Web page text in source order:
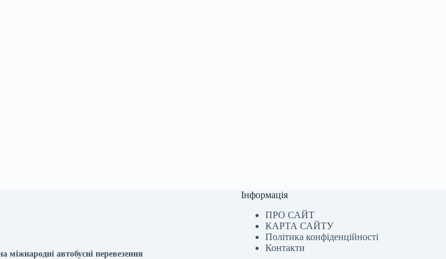
міжнародні автобусні перевезення
Інформація
ПРО САЙТ
КАРТА САЙТУ
Політика конфіденційності
Контакти